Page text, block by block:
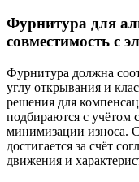
Фурнитура для
совместимость с
Фурнитура должна
углу открывания и
решения для
подбираются с
минимизации износа.
достигается за счёт
движения и